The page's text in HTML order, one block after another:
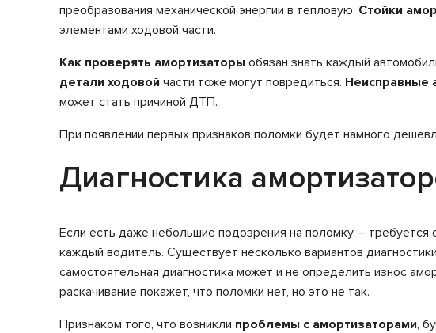
преобразования механической энергии в тепловую. Стойки
элементами ходовой части.
Как проверять амортизаторы обязан знать каждый
детали ходовой части тоже могут повредиться. Неисправные
может стать причиной ДТП.
При появлении первых признаков поломки будет намного
Диагностика
Если есть даже небольшие подозрения на поломку – требуется
каждый водитель. Существует несколько вариантов
самостоятельная диагностика может и не определить износ
раскачивание покажет, что поломки нет, но это не так.
Признаком того, что возникли проблемы с амортизаторами,